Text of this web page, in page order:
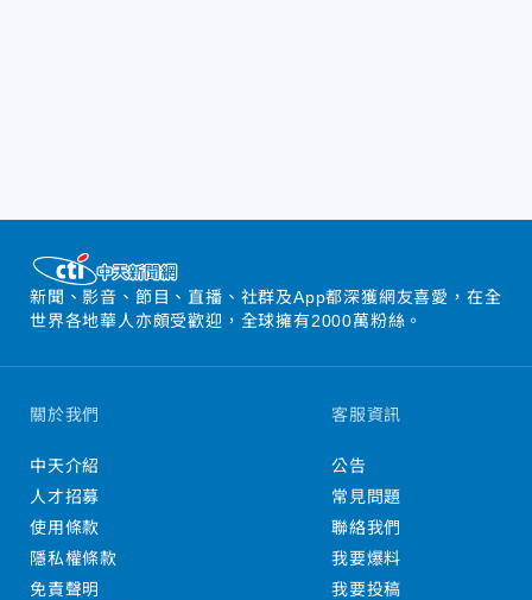
新聞、影音、節目、直播、社群及App都深獲網友喜愛，在全
世界各地華人亦頗受歡迎，全球擁有2000萬粉絲。
關於我們
中天介紹
人才招募
使用條款
隱私權條款
免責聲明
客服資訊
公告
常見問題
聯絡我們
我要爆料
我要投稿